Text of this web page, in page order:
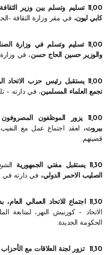
11,00 تسليم وتسلم بين وزير
كابي ليون، في مقر وزارة الثقافة -
11,00 تسليم وتسلم في وزارة
والوزير حسين الحاج حسن، في وزارة
11,00 يستقبل رئيس حزب
تجمع العلماء المسلمين، في دارته –
11,00 يزور الموظفون
بيروت، لعقد اجتماع عمل مع
قضيتهم.
11,30 يستقبل مفتي الجمهورية
الصليب الاحمر الدولي، في دارته في
11,30 اجتماع للاتحاد العمالي العام، بدعوة من رئيسه غسان غصن،
الاتحاد – كورنيش النهر، لمتابعة
الحكومة الجديدة.
11,30
تزور لجنة العلاقات مع